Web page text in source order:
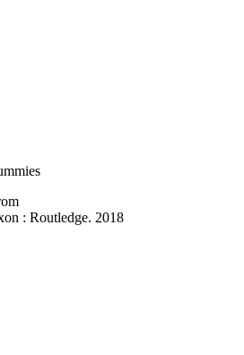
: Routledge. 2018